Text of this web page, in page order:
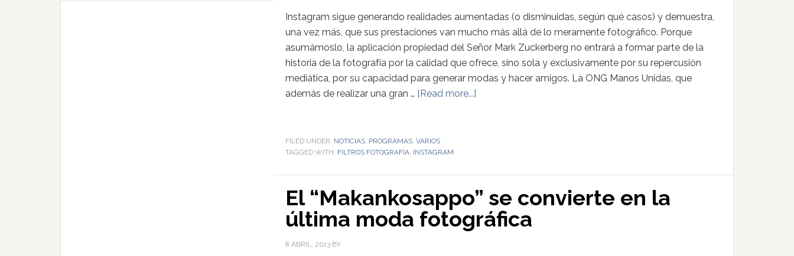
Instagram sigue generando realidades aumentadas (o disminuidas, según qué casos) y demuestra,
una vez más, que sus prestaciones van mucho más allá de lo meramente fotográfico. Porque
asumámoslo, la aplicación propiedad del Señor Mark Zuckerberg no entrará a formar parte de la
historia de la fotografía por la calidad que ofrece, sino sola y exclusivamente por su repercusión
mediática, por su capacidad para generar modas y hacer amigos. La ONG Manos Unidas, que
además de realizar una gran … [Read more...]
FILED UNDER: NOTICIAS PROGRAMAS VARIOS
TAGGED WITH: FILTROS FOTOGRAFÍA INSTAGRAM
El “Makankosappo” se convierte en la
última moda fotográfica
8 ABRIL, 2013 BY